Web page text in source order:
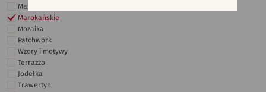
Marmur
Marokańskie
Mozaika
Patchwork
Wzory i motywy
Terrazzo
Jodełka
Trawertyn